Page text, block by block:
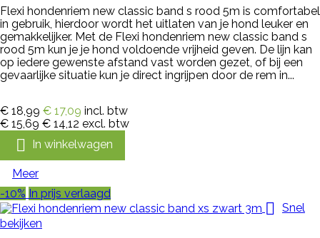
Flexi hondenriem new classic band s rood 5m is comfortabel
in gebruik, hierdoor wordt het uitlaten van je hond leuker en
gemakkelijker. Met de Flexi hondenriem new classic band s
rood 5m kun je je hond voldoende vrijheid geven. De lijn kan
op iedere gewenste afstand vast worden gezet, of bij een
gevaarlijke situatie kun je direct ingrijpen door de rem in...
€ 18,99 € 17,09 incl. btw
€ 15,69 € 14,12 excl. btw
 In winkelwagen
Meer
-10% In prijs verlaagd
 Snel
bekijken